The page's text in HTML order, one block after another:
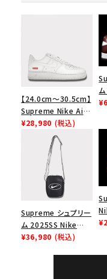
【24.0cm～30.5cm】
Supreme Nike Air
Force 1 Low シュプ
リーム ナイキエアフォ
ース１スニーカー シ
ューズ ホワイト
¥28,980 (税込)
Supreme シュプリー
ム 2025SS Nike
Leather Shoulder
¥36,980 (税込)